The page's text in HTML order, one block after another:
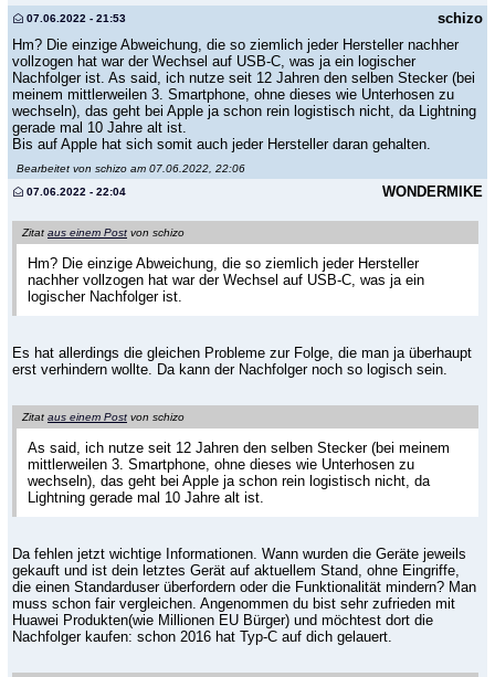
schizo
07.06.2022 - 21:53
Hm? Die einzige Abweichung, die so ziemlich jeder Hersteller nachher
vollzogen hat war der Wechsel auf USB-C, was ja ein logischer
Nachfolger ist. As said, ich nutze seit 12 Jahren den selben Stecker (bei
meinem mittlerweilen 3. Smartphone, ohne dieses wie Unterhosen zu
wechseln), das geht bei Apple ja schon rein logistisch nicht, da Lightning
gerade mal 10 Jahre alt ist.
Bis auf Apple hat sich somit auch jeder Hersteller daran gehalten.
Bearbeitet von schizo am 07.06.2022, 22:06
WONDERMIKE
07.06.2022 - 22:04
Zitat aus einem Post von schizo
Hm? Die einzige Abweichung, die so ziemlich jeder Hersteller
nachher vollzogen hat war der Wechsel auf USB-C, was ja ein
logischer Nachfolger ist.
Es hat allerdings die gleichen Probleme zur Folge, die man ja überhaupt
erst verhindern wollte. Da kann der Nachfolger noch so logisch sein.
Zitat aus einem Post von schizo
As said, ich nutze seit 12 Jahren den selben Stecker (bei meinem
mittlerweilen 3. Smartphone, ohne dieses wie Unterhosen zu
wechseln), das geht bei Apple ja schon rein logistisch nicht, da
Lightning gerade mal 10 Jahre alt ist.
Da fehlen jetzt wichtige Informationen. Wann wurden die Geräte jeweils
gekauft und ist dein letztes Gerät auf aktuellem Stand, ohne Eingriffe,
die einen Standarduser überfordern oder die Funktionalität mindern? Man
muss schon fair vergleichen. Angenommen du bist sehr zufrieden mit
Huawei Produkten(wie Millionen EU Bürger) und möchtest dort die
Nachfolger kaufen: schon 2016 hat Typ-C auf dich gelauert.